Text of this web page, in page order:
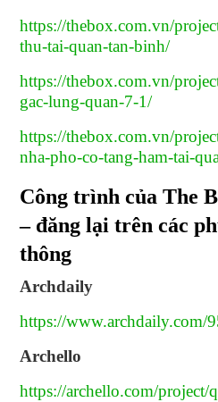
https://thebox.com.vn/
thu-tai-quan-tan-binh/
https://thebox.com.vn/
gac-lung-quan-7-1/
https://thebox.com.vn/
nha-pho-co-tang-ham-tai-
Công trình của The
– đăng lại trên các
thông
Archdaily
https://www.archdaily.com/
Archello
https://archello.com/project/